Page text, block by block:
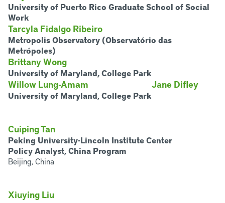
University of Puerto Rico Graduate School of Social
Work
Tarcyla Fidalgo Ribeiro
Metropolis Observatory (Observatório das
Metrópoles)
Brittany Wong
University of Maryland, College Park
Willow Lung-Amam
University of Maryland, College Park
Jane Difley
Cuiping Tan
Peking University-Lincoln Institute Center
Policy Analyst, China Program
Beijing, China
Xiuying Liu